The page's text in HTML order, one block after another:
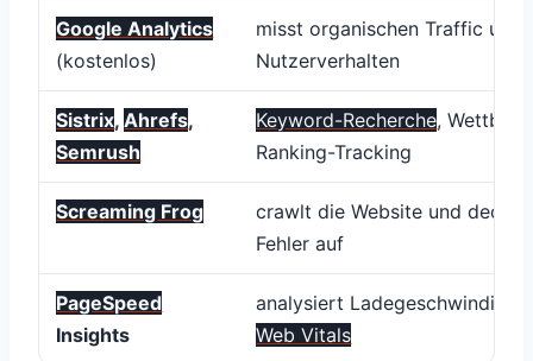
Google Analytics
(kostenlos)
misst organischen Traffic und
Nutzerverhalten
Sistrix,Ahrefs,
Semrush
Keyword-Recherche,
Ranking-Tracking
Screaming Frog
crawlt die Website und deckt
Fehler auf
PageSpeed
Insights
analysiert
Web Vitals